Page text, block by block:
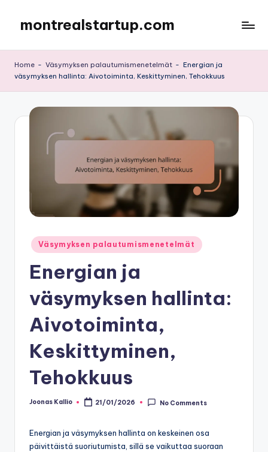
content
montrealstartup.com
Home - Väsymyksen palautumismenetelmät - Energian ja
väsymyksen hallinta: Aivotoiminta, Keskittyminen, Tehokkuus
Posted
in
Väsymyksen palautumismenetelmät
Energian ja
väsymyksen hallinta:
Aivotoiminta,
Keskittyminen,
Tehokkuus
Posted
Joonas Kallio 21/01/2026 No Comments
Energian ja väsymyksen hallinta on keskeinen osa
päivittäistä suoriutumista, sillä se vaikuttaa suoraan